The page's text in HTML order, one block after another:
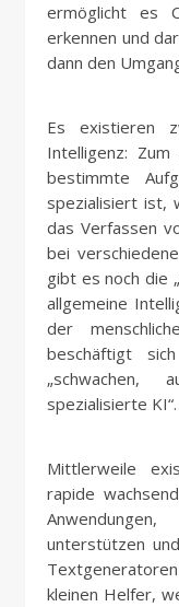
ermöglicht es
erkennen und
dann den
Es existieren
Intelligenz:
bestimmte
spezialisiert ist,
das Verfassen
bei
gibt es noch die
allgemeine
der
beschäftigt
„schwachen,
spezialisierte KI“.
Mittlerweile
rapide
unterstützen
kleinen Helfer,